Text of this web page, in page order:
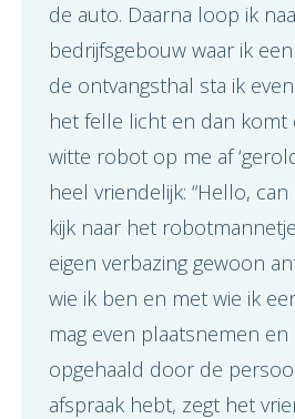
de auto. Daarna loop ik
bedrijfsgebouw waar ik
de ontvangsthal sta ik
het felle licht en dan komt
witte robot op me af
heel vriendelijk: “Hello,
kijk naar het
eigen verbazing gewoon
wie ik ben en met wie ik
mag even plaatsnemen
opgehaald door de
afspraak hebt, zegt het